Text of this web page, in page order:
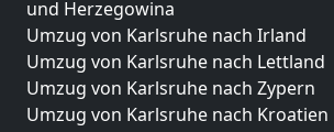
und Herzegowina
Umzug von Karlsruhe nach Irland
Umzug von Karlsruhe nach Lettland
Umzug von Karlsruhe nach Zypern
Umzug von Karlsruhe nach Kroatien